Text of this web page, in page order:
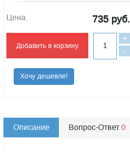
Цена: 735 руб.
Добавить в корзину
-
+
Хочу дешевле!
Описание Вопрос-Ответ0